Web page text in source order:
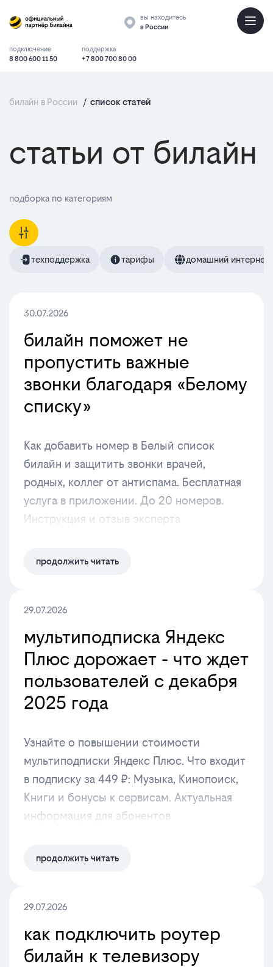
вы находитесь
в России
подключение
8 800 600 11 50
поддержка
+7 800 700 80 00
билайн в России / список статей
статьи от билайн
подборка по категориям
техподдержка тарифы домашний интернет
30.07.2026
билайн поможет не
пропустить важные
звонки благодаря «Белому
списку»
Как добавить номер в Белый список
билайн и защитить звонки врачей,
родных, коллег от антиспама. Бесплатная
услуга в приложении. До 20 номеров.
Инструкция и отзыв эксперта
продолжить читать
29.07.2026
мультиподписка Яндекс
Плюс дорожает - что ждет
пользователей с декабря
2025 года
Узнайте о повышении стоимости
мультиподписки Яндекс Плюс. Что входит
в подписку за 449 ₽: Музыка, Кинопоиск,
Книги и бонусы к сервисам. Актуальная
информация для абонентов
продолжить читать
29.07.2026
как подключить роутер
билайн к телевизору